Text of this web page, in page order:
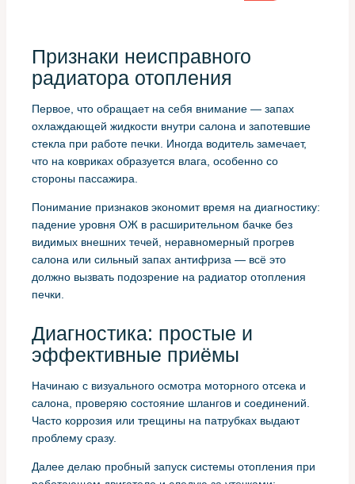
Признаки неисправного
радиатора отопления
Первое, что обращает на себя внимание — запах
охлаждающей жидкости внутри салона и запотевшие
стекла при работе печки. Иногда водитель замечает,
что на ковриках образуется влага, особенно со
стороны пассажира.
Понимание признаков экономит время на диагностику:
падение уровня ОЖ в расширительном бачке без
видимых внешних течей, неравномерный прогрев
салона или сильный запах антифриза — всё это
должно вызвать подозрение на радиатор отопления
печки.
Диагностика: простые и
эффективные приёмы
Начинаю с визуального осмотра моторного отсека и
салона, проверяю состояние шлангов и соединений.
Часто коррозия или трещины на патрубках выдают
проблему сразу.
Далее делаю пробный запуск системы отопления при